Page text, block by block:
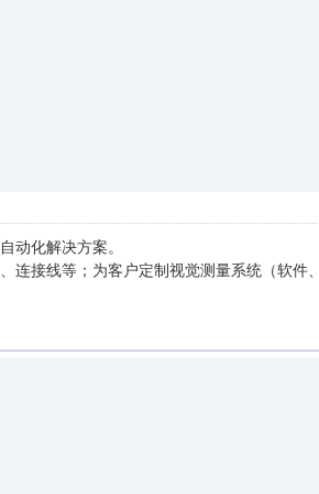
动化解决方案。
连接线等；为客户定制视觉测量系统（软件